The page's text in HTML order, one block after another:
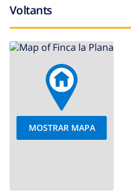
Voltants
MOSTRAR MAPA